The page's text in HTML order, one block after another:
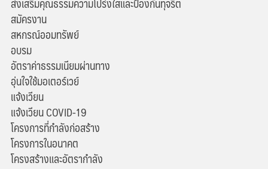
สมัครงาน
สหกรณ์ออมทรัพย์
อบรม
อัตราค่าธรรมเนียมผ่านทาง
อุ่นใจใช้มอเตอร์เวย์
แจ้งเวียน
แจ้งเวียน COVID-19
โครงการที่กำลังก่อสร้าง
โครงการในอนาคต
โครงสร้างและอัตรากำลัง